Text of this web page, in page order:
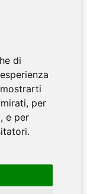
di
per
e per